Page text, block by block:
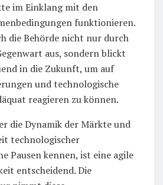
im Einklang mit den
funktionieren.
die Behörde nicht nur durch
aus, sondern blickt
in die Zukunft, um auf
und technologische
reagieren zu können.
die Dynamik der Märkte und
technologischer
Pausen kennen, ist eine agile
entscheidend. Die